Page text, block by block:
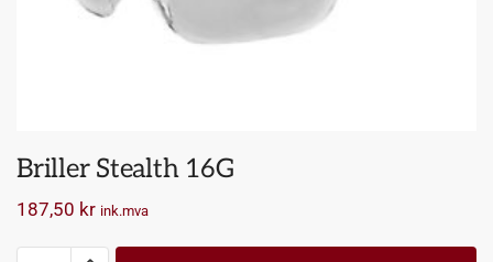
Briller Stealth 16G
187,50 kr ink.mva